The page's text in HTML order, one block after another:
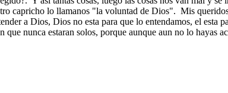
capricho lo llamanos "la voluntad de Dios". Mis
a Dios, Dios no esta para que lo entendamos, el esta
nunca estaran solos, porque aunque aun no lo hayas